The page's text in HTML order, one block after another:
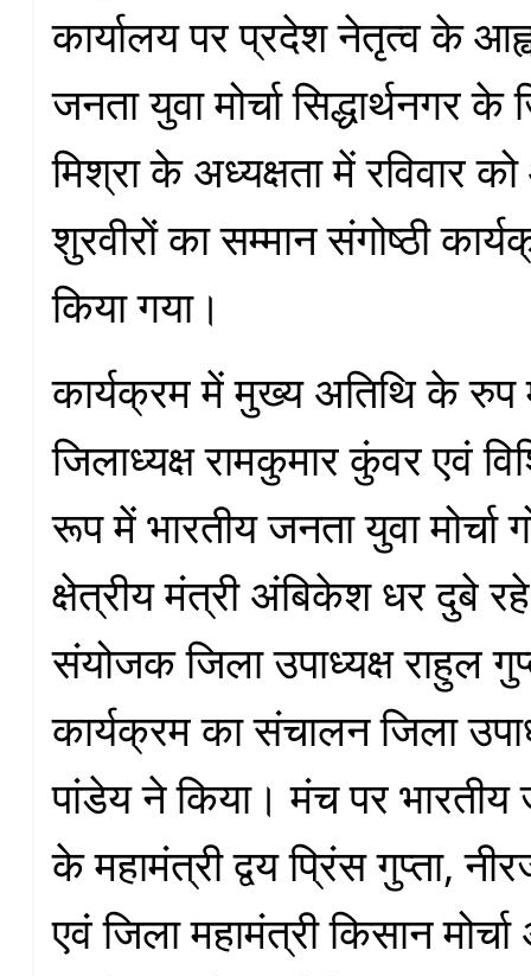
कार्यालय पर प्रदेश नेतृत्व के
जनता युवा मोर्चा सिद्धार्थनगर के
मिश्रा के अध्यक्षता में रविवार
शुरवीरों का सम्मान संगोष्ठी
किया गया।
कार्यक्रम में मुख्य अतिथि के रुप
जिलाध्यक्ष रामकुमार कुंवर एवं
रूप में भारतीय जनता युवा मोर्चा
क्षेत्रीय मंत्री अंबिकेश धर दुबे
संयोजक जिला उपाध्यक्ष राहुल
कार्यक्रम का संचालन जिला
पांडेय ने किया। मंच पर भारतीय
के महामंत्री द्वय प्रिंस गुप्ता,
एवं जिला महामंत्री किसान